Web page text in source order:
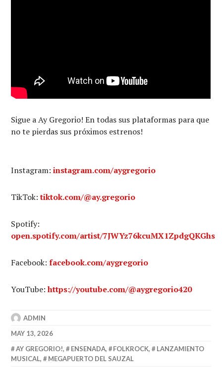
Sigue a Ay Gregorio! En todas sus plataformas para que
no te pierdas sus próximos estrenos!
Instagram:instagram.com/aygregorio
TikTok:tiktok.com/@ay.gregorio
Spotify:
open.spotify.com/artist/7JWYz76kcuMX1ZpdgQKGhs
Facebook:facebook.com/aygregorio
YouTube:https://youtube.com/@aygregorio420
ADMIN
MAY 13, 2026
AY GREGORIO!, ENSENADA, FOLKROCK,
LANZAMIENTO
MUSICAL, MEGAPUERTO DEL SAUZAL